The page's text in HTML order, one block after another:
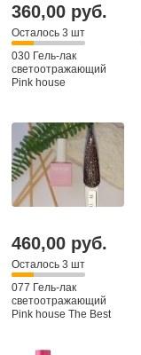
360,00 руб.
Осталось 3 шт
030 Гель-лак
светоотражающий
Pink house
460,00 руб.
Осталось 3 шт
077 Гель-лак
светоотражающий
Pink house The Best